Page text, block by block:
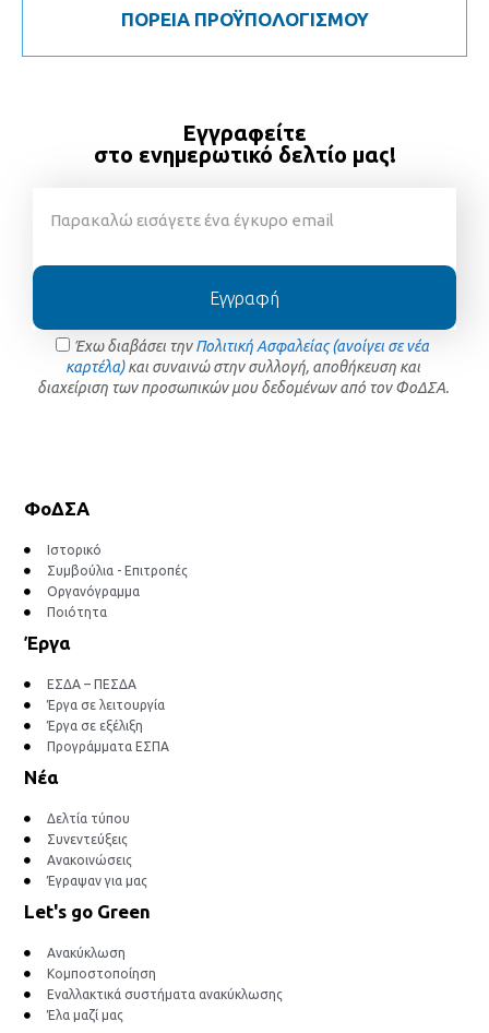
ΠΟΡΕΙΑ ΠΡΟΫΠΟΛΟΓΙΣΜΟΥ
Εγγραφείτε
στο ενημερωτικό δελτίο μας!
Έχω διαβάσει τηνΠολιτική Ασφαλείας (ανοίγει σε νέα
καρτέλα)και συναινώ στην συλλογή, αποθήκευση και
διαχείριση των προσωπικών μου δεδομένων από τον ΦοΔΣΑ.
Εγγραφή
ΦοΔΣΑ
Ιστορικό
Συμβούλια - Επιτροπές
Οργανόγραμμα
Ποιότητα
Έργα
ΕΣΔΑ – ΠΕΣΔΑ
Έργα σε λειτουργία
Έργα σε εξέλιξη
Προγράμματα ΕΣΠΑ
Νέα
Δελτία τύπου
Συνεντεύξεις
Ανακοινώσεις
Έγραψαν για μας
Let's go Green
Ανακύκλωση
Κομποστοποίηση
Εναλλακτικά συστήματα ανακύκλωσης
Έλα μαζί μας